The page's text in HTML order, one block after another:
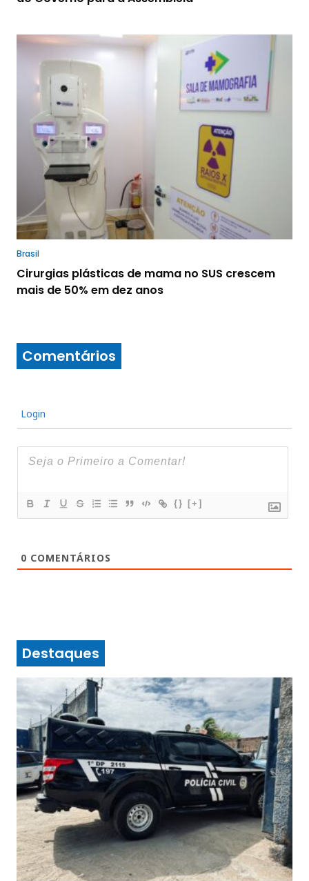
Brasil
Cirurgias plásticas de mama no SUS crescem
mais de 50% em dez anos
Comentários
Login
{} [+]
0 COMENTÁRIOS
Destaques